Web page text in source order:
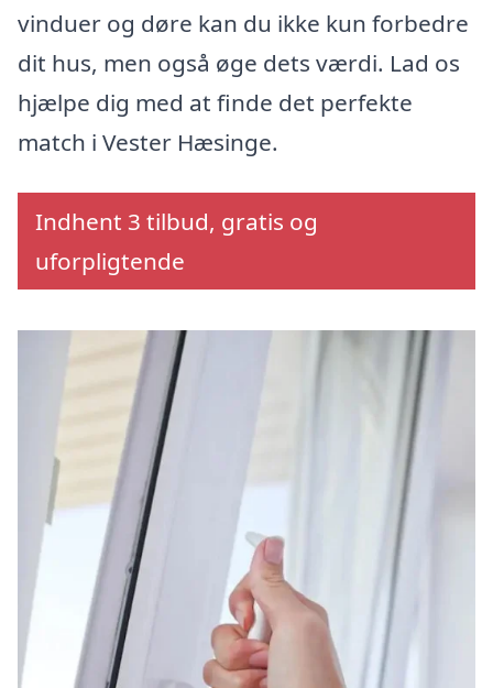
vinduer og døre kan du ikke kun forbedre
dit hus, men også øge dets værdi. Lad os
hjælpe dig med at finde det perfekte
match i Vester Hæsinge.
Indhent 3 tilbud, gratis og
uforpligtende